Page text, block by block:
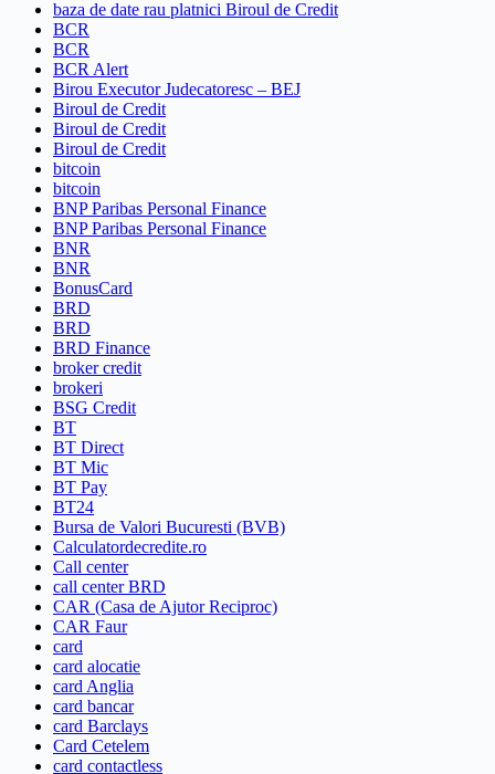
baza de date rau platnici Biroul de Credit
BCR
BCR
BCR Alert
Birou Executor Judecatoresc – BEJ
Biroul de Credit
Biroul de Credit
Biroul de Credit
bitcoin
bitcoin
BNP Paribas Personal Finance
BNP Paribas Personal Finance
BNR
BNR
BonusCard
BRD
BRD
BRD Finance
broker credit
brokeri
BSG Credit
BT
BT Direct
BT Mic
BT Pay
BT24
Bursa de Valori Bucuresti (BVB)
Calculatordecredite.ro
Call center
call center BRD
CAR (Casa de Ajutor Reciproc)
CAR Faur
card
card alocatie
card Anglia
card bancar
card Barclays
Card Cetelem
card contactless